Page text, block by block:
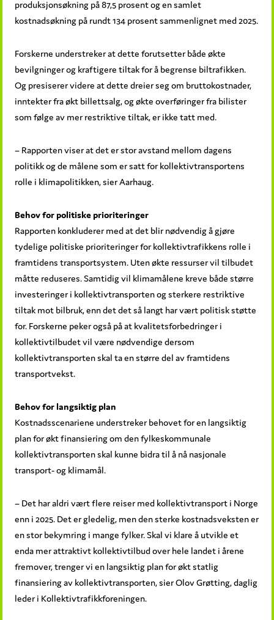
produksjonsøkning på 87,5 prosent og en samlet
kostnadsøkning på rundt 134 prosent sammenlignet med 2025.
Forskerne understreker at dette forutsetter både økte
bevilgninger og kraftigere tiltak for å begrense biltrafikken.
Og presiserer videre at dette dreier seg om bruttokostnader,
inntekter fra økt billettsalg, og økte overføringer fra bilister
som følge av mer restriktive tiltak, er ikke tatt med.
– Rapporten viser at det er stor avstand mellom dagens
politikk og de målene som er satt for kollektivtransportens
rolle i klimapolitikken, sier Aarhaug.
Behov for politiske prioriteringer
Rapporten konkluderer med at det blir nødvendig å gjøre
tydelige politiske prioriteringer for kollektivtrafikkens rolle i
framtidens transportsystem. Uten økte ressurser vil tilbudet
måtte reduseres. Samtidig vil klimamålene kreve både større
investeringer i kollektivtransporten og sterkere restriktive
tiltak mot bilbruk, enn det det så langt har vært politisk støtte
for. Forskerne peker også på at kvalitetsforbedringer i
kollektivtilbudet vil være nødvendige dersom
kollektivtransporten skal ta en større del av framtidens
transportvekst.
Behov for langsiktig plan
Kostnadsscenariene understreker behovet for en langsiktig
plan for økt finansiering om den fylkeskommunale
kollektivtransporten skal kunne bidra til å nå nasjonale
transport- og klimamål.
– Det har aldri vært flere reiser med kollektivtransport i Norge
enn i 2025. Det er gledelig, men den sterke kostnadsveksten er
en stor bekymring i mange fylker. Skal vi klare å utvikle et
enda mer attraktivt kollektivtilbud over hele landet i årene
fremover, trenger vi en langsiktig plan for økt statlig
finansiering av kollektivtransporten, sier Olov Grøtting, daglig
leder i Kollektivtrafikkforeningen.